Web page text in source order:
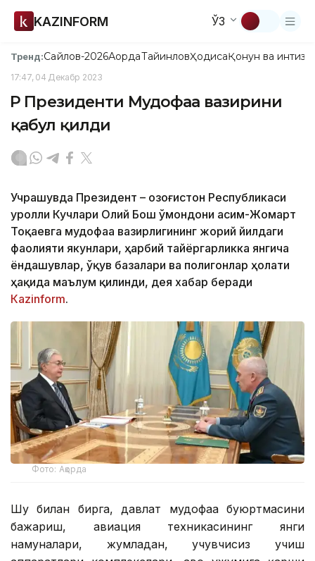
KAZINFORM ЎЗ
Тренд:Сайлов-2026АқордаТайинловҲодисаҚонун ва
17:47, 04 Декабр 2023
ҚР Президенти Мудофаа вазирини
қабул қилди
Учрашувда Президент – ​​Қозоғистон Республикаси
Қуролли Кучлари Олий Бош Қўмондони Қасим-Жомарт
Тоқаевга мудофаа вазирлигининг жорий йилдаги
фаолияти якунлари, ҳарбий тайёргарликка янгича
ёндашувлар, ўқув базалари ва полигонлар ҳолати
ҳақида маълум қилинди, дея хабар беради
Кazinform.
Фото: Ақорда
Шу билан бирга, давлат мудофаа буюртмасини
бажариш, авиация техникасининг янги
намуналари, жумладан, учувчисиз учиш